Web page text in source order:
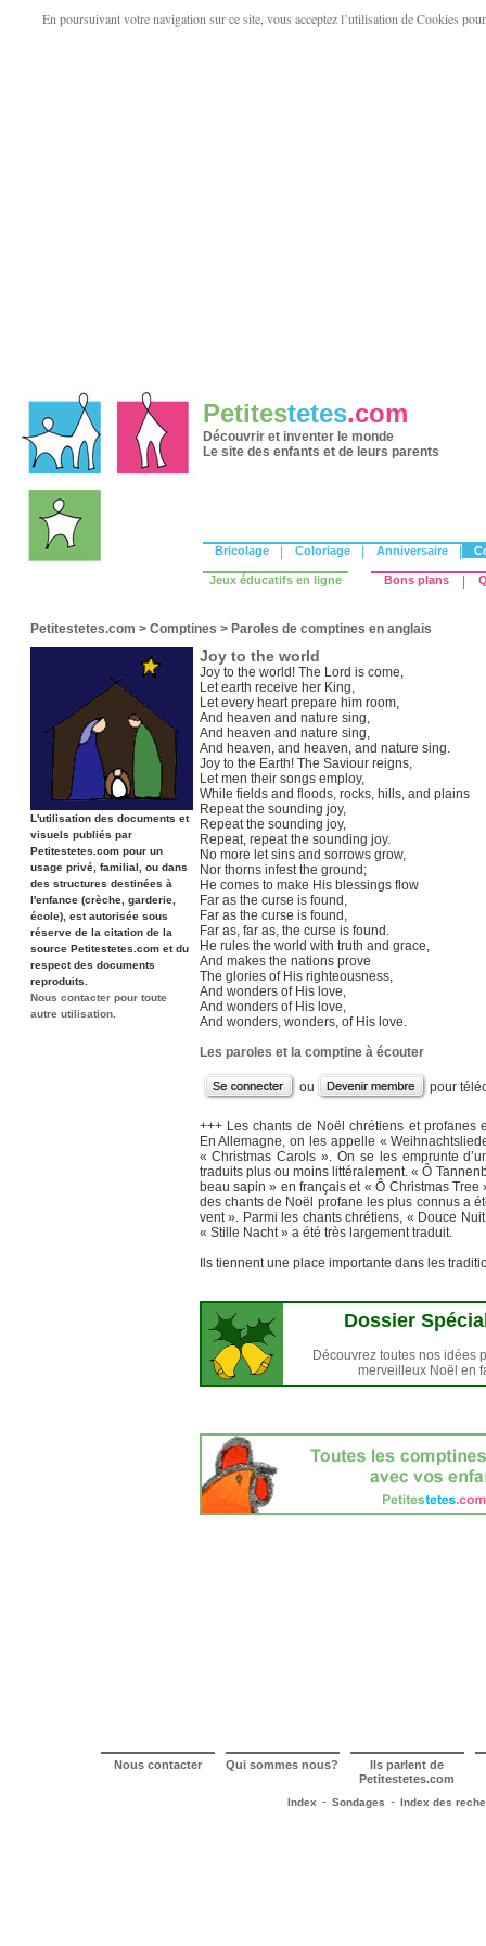
En poursuivant votre navigation sur ce site, vous acceptez l’utilisation de Cookies
Petitestetes.com
Découvrir et inventer le monde
Le site des enfants et de leurs parents
Bricolage Coloriage Anniversaire
Jeux éducatifs en ligne Bons plans
Petitestetes.com > Comptines > Paroles de comptines en anglais
L'utilisation des documents et
visuels publiés par
Petitestetes.com pour un
usage privé, familial, ou dans
des structures destinées à
l'enfance (crèche, garderie,
école), est autorisée sous
réserve de la citation de la
source Petitestetes.com et du
respect des documents
reproduits.
Nous contacter pour toute
autre utilisation.
Joy to the world
Joy to the world! The Lord is come,
Let earth receive her King,
Let every heart prepare him room,
And heaven and nature sing,
And heaven and nature sing,
And heaven, and heaven, and nature sing.
Joy to the Earth! The Saviour reigns,
Let men their songs employ,
While fields and floods, rocks, hills, and plains
Repeat the sounding joy,
Repeat the sounding joy,
Repeat, repeat the sounding joy.
No more let sins and sorrows grow,
Nor thorns infest the ground;
He comes to make His blessings flow
Far as the curse is found,
Far as the curse is found,
Far as, far as, the curse is found.
He rules the world with truth and grace,
And makes the nations prove
The glories of His righteousness,
And wonders of His love,
And wonders of His love,
And wonders, wonders, of His love.
Les paroles et la comptine à écouter
ou pour
+++ Les chants de Noël chrétiens et profanes
En Allemagne, on les appelle «
« Christmas Carols ». On se les emprunte
traduits plus ou moins littéralement. « Ô
beau sapin » en français et « Ô Christmas
des chants de Noël profane les plus connus a
vent ». Parmi les chants chrétiens, « Douce
« Stille Nacht » a été très largement traduit.
Ils tiennent une place importante dans les
Dossier
Découvrez toutes nos idées
merveilleux Noël en
Nous contacter Qui sommes nous? Ils parlent de
Petitestetes.com
Index - Sondages - Index des